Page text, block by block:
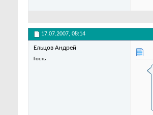
17.07.2007, 08:14
Ельцов Андрей
Гость